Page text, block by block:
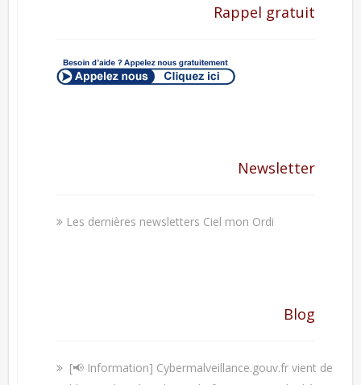
Rappel gratuit
Newsletter
Les dernières newsletters Ciel mon Ordi
Blog
[📢 Information] Cybermalveillance.gouv.fr vient de